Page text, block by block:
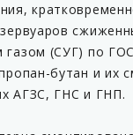
газом (СУГ) по
бутан и их
АГЗС, ГНС и ГНП.